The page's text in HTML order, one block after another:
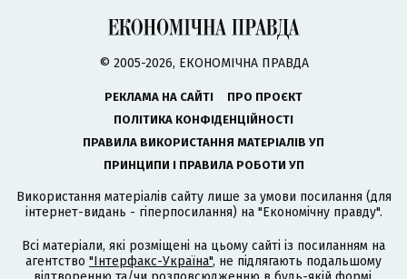
© 2005-2026, ЕКОНОМІЧНА ПРАВДА
РЕКЛАМА НА САЙТІ
ПРО ПРОЄКТ
ПОЛІТИКА КОНФІДЕНЦІЙНОСТІ
ПРАВИЛА ВИКОРИСТАННЯ МАТЕРІАЛІВ УП
ПРИНЦИПИ І ПРАВИЛА РОБОТИ УП
Використання матеріалів сайту лише за умови посилання (для
інтернет-видань - гіперпосилання) на "Економічну правду".
Всі матеріали, які розміщені на цьому сайті із посиланням на
агентство "Інтерфакс-Україна", не підлягають подальшому